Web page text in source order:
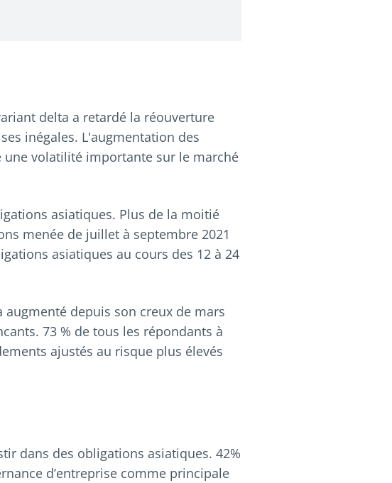
delta a retardé la réouverture
inégales. L'augmentation des
volatilité importante sur le marché
asiatiques. Plus de la moitié
menée de juillet à septembre 2021
asiatiques au cours des 12 à 24
depuis son creux de mars
73 % de tous les répondants à
ajustés au risque plus élevés
dans des obligations asiatiques. 42%
d’entreprise comme principale